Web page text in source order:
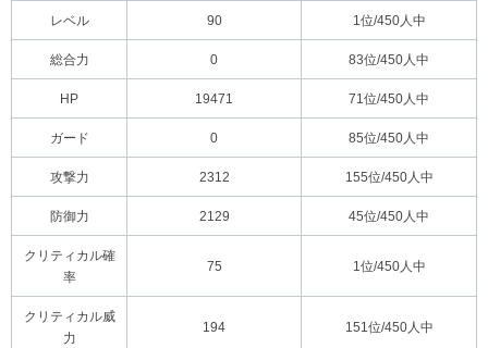
レベル 90 1位/450人中
総合力 0 83位/450人中
HP 19471 71位/450人中
ガード 0 85位/450人中
攻撃力 2312 155位/450人中
防御力 2129 45位/450人中
クリティカル確
率
75 1位/450人中
クリティカル威
力
194 151位/450人中